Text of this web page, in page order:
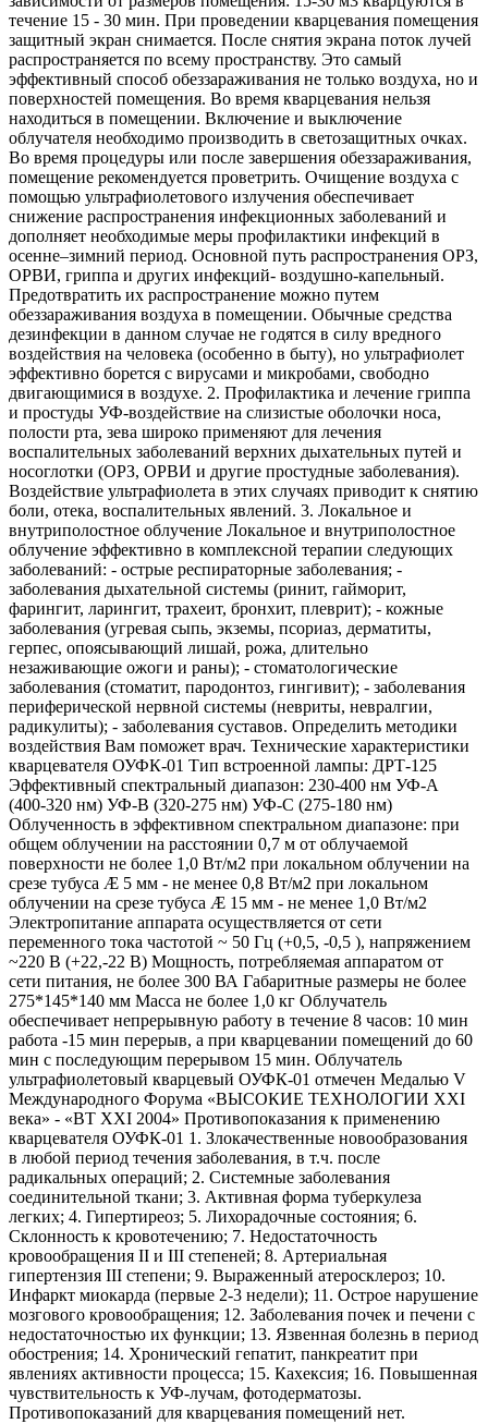
течение 15 - 30 мин. При проведении кварцевания помещения
защитный экран снимается. После снятия экрана поток лучей
распространяется по всему пространству. Это самый
эффективный способ обеззараживания не только воздуха, но и
поверхностей помещения. Во время кварцевания нельзя
находиться в помещении. Включение и выключение
облучателя необходимо производить в светозащитных очках.
Во время процедуры или после завершения обеззараживания,
помещение рекомендуется проветрить. Очищение воздуха с
помощью ультрафиолетового излучения обеспечивает
снижение распространения инфекционных заболеваний и
дополняет необходимые меры профилактики инфекций в
осенне–зимний период. Основной путь распространения ОРЗ,
ОРВИ, гриппа и других инфекций- воздушно-капельный.
Предотвратить их распространение можно путем
обеззараживания воздуха в помещении. Обычные средства
дезинфекции в данном случае не годятся в силу вредного
воздействия на человека (особенно в быту), но ультрафиолет
эффективно борется с вирусами и микробами, свободно
двигающимися в воздухе. 2. Профилактика и лечение гриппа
и простуды УФ-воздействие на слизистые оболочки носа,
полости рта, зева широко применяют для лечения
воспалительных заболеваний верхних дыхательных путей и
носоглотки (ОРЗ, ОРВИ и другие простудные заболевания).
Воздействие ультрафиолета в этих случаях приводит к снятию
боли, отека, воспалительных явлений. 3. Локальное и
внутриполостное облучение Локальное и внутриполостное
облучение эффективно в комплексной терапии следующих
заболеваний: - острые респираторные заболевания; -
заболевания дыхательной системы (ринит, гайморит,
фарингит, ларингит, трахеит, бронхит, плеврит); - кожные
заболевания (угревая сыпь, экземы, псориаз, дерматиты,
герпес, опоясывающий лишай, рожа, длительно
незаживающие ожоги и раны); - стоматологические
заболевания (стоматит, пародонтоз, гингивит); - заболевания
периферической нервной системы (невриты, невралгии,
радикулиты); - заболевания суставов. Определить методики
воздействия Вам поможет врач. Технические характеристики
кварцевателя ОУФК-01 Тип встроенной лампы: ДРТ-125
Эффективный спектральный диапазон: 230-400 нм УФ-А
(400-320 нм) УФ-В (320-275 нм) УФ-С (275-180 нм)
Облученность в эффективном спектральном диапазоне: при
общем облучении на расстоянии 0,7 м от облучаемой
поверхности не более 1,0 Вт/м2 при локальном облучении на
срезе тубуса Æ 5 мм - не менее 0,8 Вт/м2 при локальном
облучении на срезе тубуса Æ 15 мм - не менее 1,0 Вт/м2
Электропитание аппарата осуществляется от сети
переменного тока частотой ~ 50 Гц (+0,5, -0,5 ), напряжением
~220 В (+22,-22 В) Мощность, потребляемая аппаратом от
сети питания, не более 300 ВА Габаритные размеры не более
275*145*140 мм Масса не более 1,0 кг Облучатель
обеспечивает непрерывную работу в течение 8 часов: 10 мин
работа -15 мин перерыв, а при кварцевании помещений до 60
мин с последующим перерывом 15 мин. Облучатель
ультрафиолетовый кварцевый ОУФК-01 отмечен Медалью V
Международного Форума «ВЫСОКИЕ ТЕХНОЛОГИИ XXI
века» - «ВТ XXI 2004» Противопоказания к применению
кварцевателя ОУФК-01 1. Злокачественные новообразования
в любой период течения заболевания, в т.ч. после
радикальных операций; 2. Системные заболевания
соединительной ткани; 3. Активная форма туберкулеза
легких; 4. Гипертиреоз; 5. Лихорадочные состояния; 6.
Склонность к кровотечению; 7. Недостаточность
кровообращения II и III степеней; 8. Артериальная
гипертензия III степени; 9. Выраженный атеросклероз; 10.
Инфаркт миокарда (первые 2-3 недели); 11. Острое нарушение
мозгового кровообращения; 12. Заболевания почек и печени с
недостаточностью их функции; 13. Язвенная болезнь в период
обострения; 14. Хронический гепатит, панкреатит при
явлениях активности процесса; 15. Кахексия; 16. Повышенная
чувствительность к УФ-лучам, фотодерматозы.
Противопоказаний для кварцевания помещений нет.